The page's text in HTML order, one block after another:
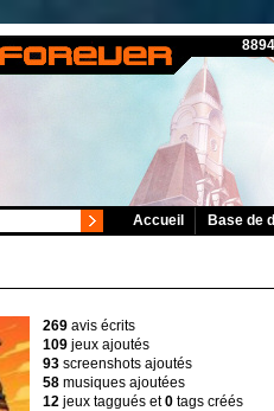
Accueil Base de
269 avis écrits
109 jeux ajoutés
93 screenshots ajoutés
58 musiques ajoutées
12 jeux taggués et0 tags créés